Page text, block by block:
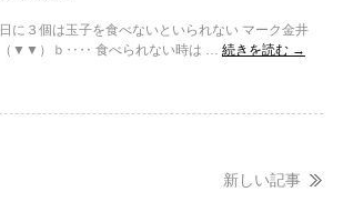
日に３個は玉子を食べないといられない マーク金井
（▼▼）ｂ‥‥ 食べられない時は … 続きを読む →
新しい記事